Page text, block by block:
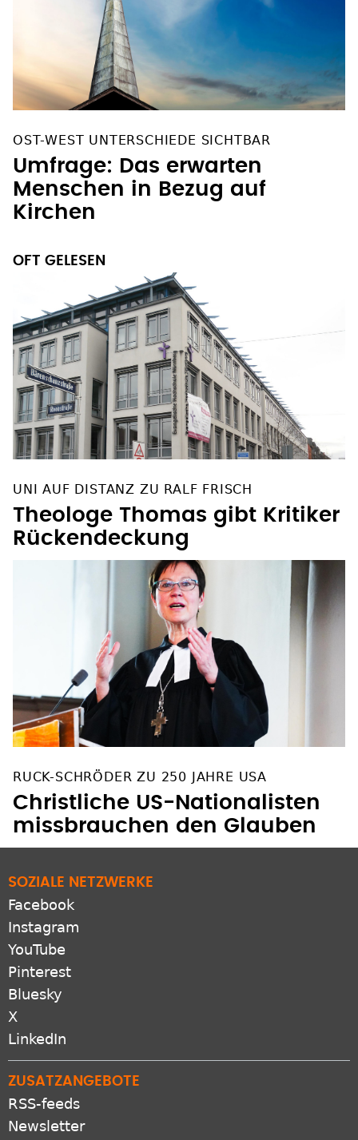
OST-WEST UNTERSCHIEDE SICHTBAR
Umfrage: Das erwarten
Menschen in Bezug auf
Kirchen
OFT GELESEN
UNI AUF DISTANZ ZU RALF FRISCH
Theologe Thomas gibt Kritiker
Rückendeckung
RUCK-SCHRÖDER ZU 250 JAHRE USA
Christliche US-Nationalisten
missbrauchen den Glauben
SOZIALE NETZWERKE
Facebook
Instagram
YouTube
Pinterest
Bluesky
X
LinkedIn
ZUSATZANGEBOTE
RSS-feeds
Newsletter